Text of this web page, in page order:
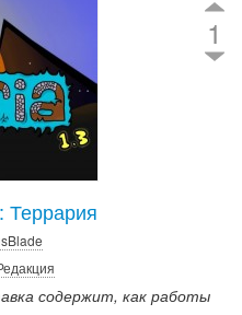
1
Террария
содержит, как работы